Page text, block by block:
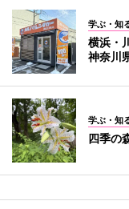
学ぶ・知
横浜・
神奈川
学ぶ・知
四季の